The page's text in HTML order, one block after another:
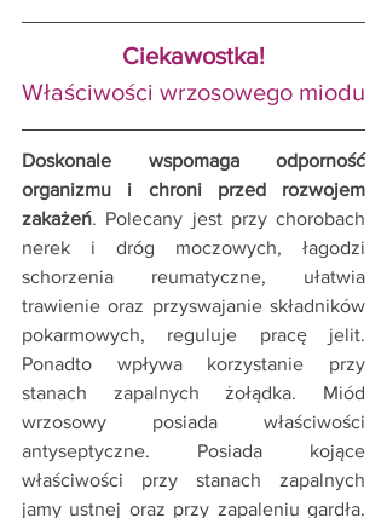
Ciekawostka!
Właściwości wrzosowego miodu
Doskonale wspomaga odporność
organizmu i chroni przed rozwojem
zakażeń. Polecany jest przy chorobach
nerek i dróg moczowych, łagodzi
schorzenia reumatyczne, ułatwia
trawienie oraz przyswajanie składników
pokarmowych, reguluje pracę jelit.
Ponadto wpływa korzystanie przy
stanach zapalnych żołądka. Miód
wrzosowy posiada właściwości
antyseptyczne. Posiada kojące
właściwości przy stanach zapalnych
jamy ustnej oraz przy zapaleniu gardła.